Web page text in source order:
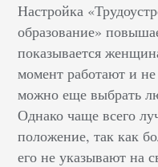
Настройка
образование»
показывается
момент работают и не
можно еще выбрать
Однако чаще всего
положение, так как
его не указывают на